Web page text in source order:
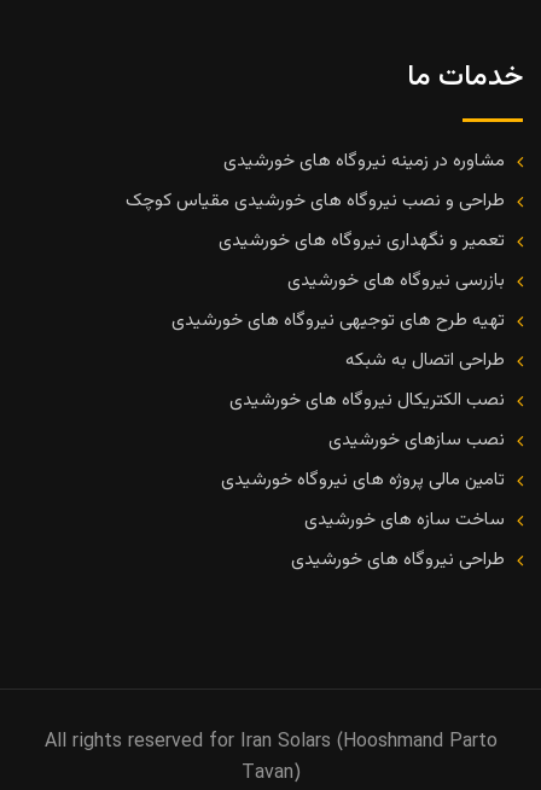
خدمات ما
مشاوره در زمینه نیروگاه های خورشیدی
طراحی و نصب نیروگاه های خورشیدی مقیاس کوچک
تعمیر و نگهداری نیروگاه های خورشیدی
بازرسی نیروگاه های خورشیدی
تهیه طرح های توجیهی نیروگاه های خورشیدی
طراحی اتصال به شبکه
نصب الکتریکال نیروگاه های خورشیدی
نصب سازهای خورشیدی
تامین مالی پروژه های نیروگاه خورشیدی
ساخت سازه های خورشیدی
طراحی نیروگاه های خورشیدی
All rights reserved for Iran Solars (Hooshmand Parto
Tavan)